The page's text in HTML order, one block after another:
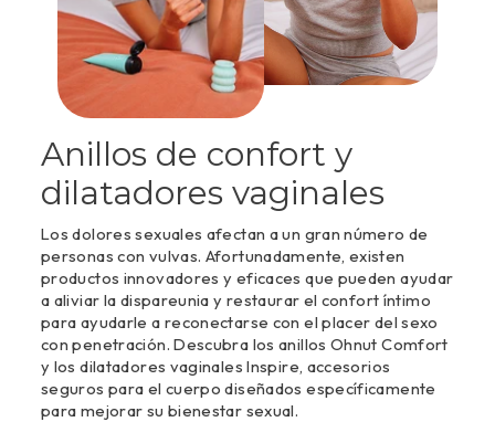
Anillos de confort y
dilatadores vaginales
Los dolores sexuales afectan a un gran número de
personas con vulvas. Afortunadamente, existen
productos innovadores y eficaces que pueden ayudar
a aliviar la dispareunia y restaurar el confort íntimo
para ayudarle a reconectarse con el placer del sexo
con penetración. Descubra los anillos Ohnut Comfort
y los dilatadores vaginales Inspire, accesorios
seguros para el cuerpo diseñados específicamente
para mejorar su bienestar sexual.